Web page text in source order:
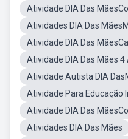
Atividade DIA Das
Atividades DIA Das
Atividade DIA Das
Atividade DIA Das Mães 4
Atividade Autista DIA
Atividade Para Educação
Atividade DIA Das
Atividades DIA Das Mães